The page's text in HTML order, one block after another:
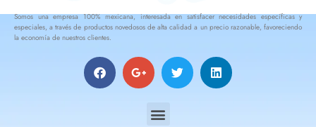
Somos una empresa 100% mexicana, interesada en satisfacer necesidades específicas y
especiales, a través de productos novedosos de alta calidad a un precio razonable, favoreciendo
la economía de nuestros clientes.